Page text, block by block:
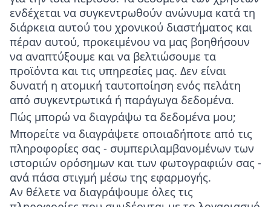
ενδέχεται να συγκεντρωθούν ανώνυμα κατά τη
διάρκεια αυτού του χρονικού διαστήματος και
πέραν αυτού, προκειμένου να μας βοηθήσουν
να αναπτύξουμε και να βελτιώσουμε τα
προϊόντα και τις υπηρεσίες μας. Δεν είναι
δυνατή η ατομική ταυτοποίηση ενός πελάτη
από συγκεντρωτικά ή παράγωγα δεδομένα.
Πώς μπορώ να διαγράψω τα δεδομένα μου;
Μπορείτε να διαγράψετε οποιαδήποτε από τις
πληροφορίες σας - συμπεριλαμβανομένων των
ιστοριών ορόσημων και των φωτογραφιών σας -
ανά πάσα στιγμή μέσω της εφαρμογής.
Αν θέλετε να διαγράψουμε όλες τις